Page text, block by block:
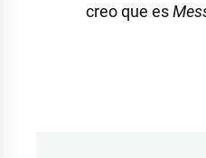
creo que es